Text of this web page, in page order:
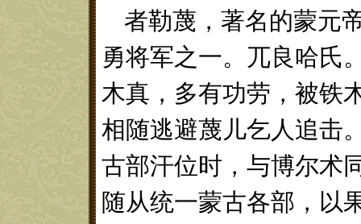
者勒蔑 ， 著名的蒙元
勇将军之一。兀良哈氏
木真，多有功劳，被铁
相随逃避蔑儿乞人追击
古部汗位时，与博尔术
随从统一蒙古各部，以